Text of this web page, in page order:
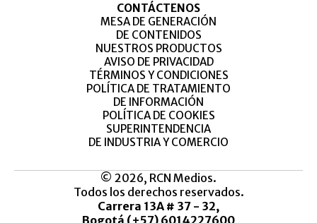
CONTÁCTENOS
MESA DE GENERACIÓN
DE CONTENIDOS
NUESTROS PRODUCTOS
AVISO DE PRIVACIDAD
TÉRMINOS Y CONDICIONES
POLÍTICA DE TRATAMIENTO
DE INFORMACIÓN
POLÍTICA DE COOKIES
SUPERINTENDENCIA
DE INDUSTRIA Y COMERCIO
© 2026, RCN Medios.
Todos los derechos reservados.
Carrera 13A # 37 - 32,
Bogotá (+57) 6014227600